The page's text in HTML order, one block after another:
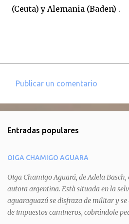
(Ceuta) y Alemania (Baden) .
e
t
a
r
i
o
Publicar un comentario
Entradas populares
OIGA CHAMIGO AGUARA
Oiga Chamigo Aguará, de Adela
autora argentina. Està situada en la
aguaraguazú se disfraza de militar y
de impuestos camineros, cobrándole